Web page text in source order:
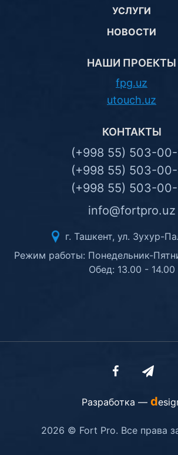
УСЛУГИ
НОВОСТИ
НАШИ ПРОЕКТЫ
fpg.uz
utouch.uz
КОНТАКТЫ
(+998 55) 503-
(+998 55) 503-
(+998 55) 503-
info@fortpro.uz
г. Ташкент, ул. Зухур-
Режим работы: Понедельник-
Обед: 13.00 - 14.00
Разработка — d
2026 © Fort Pro. Все права